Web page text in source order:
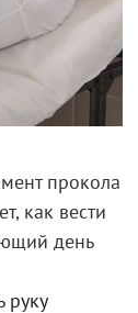
прокола
как вести
день
руку